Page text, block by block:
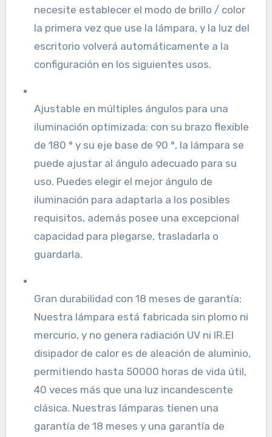
necesite establecer el modo de brillo / color
la primera vez que use la lámpara, y la luz del
escritorio volverá automáticamente a la
configuración en los siguientes usos.
Ajustable en múltiples ángulos para una
iluminación optimizada: con su brazo flexible
de 180 ° y su eje base de 90 °, la lámpara se
puede ajustar al ángulo adecuado para su
uso. Puedes elegir el mejor ángulo de
iluminación para adaptarla a los posibles
requisitos, además posee una excepcional
capacidad para plegarse, trasladarla o
guardarla.
Gran durabilidad con 18 meses de garantía:
Nuestra lámpara está fabricada sin plomo ni
mercurio, y no genera radiación UV ni IR.El
disipador de calor es de aleación de aluminio,
permitiendo hasta 50000 horas de vida útil,
40 veces más que una luz incandescente
clásica. Nuestras lámparas tienen una
garantía de 18 meses y una garantía de